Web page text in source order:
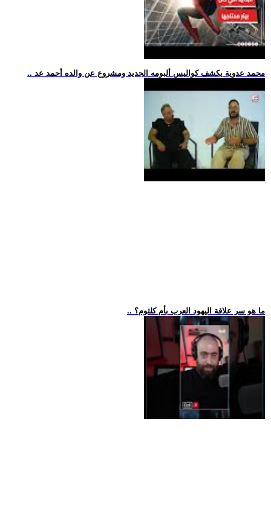
.. محمد عدوية يكشف كواليس ألبومه الجديد ومشروع عن والده أحمد عد
.. ما هو سر علاقة اليهود العرب بأم كلثوم؟